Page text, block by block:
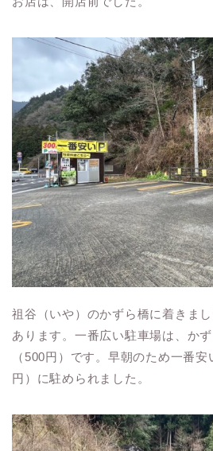
祖谷（いや）のかずら橋に着きま
あります。一番広い駐車場は、か
（500円）です。早朝のため一番
円）に駐められました。